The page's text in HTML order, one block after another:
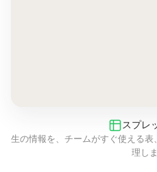
スプレ
生の情報を、チームがすぐ使える
理しま